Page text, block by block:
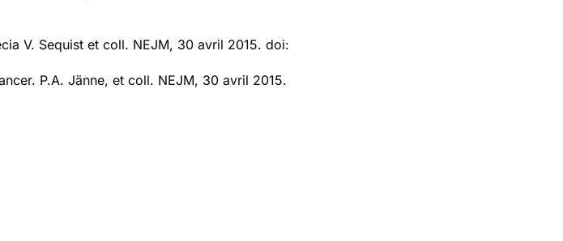
V. Sequist et coll. NEJM, 30 avril 2015. doi:
P.A. Jänne, et coll. NEJM, 30 avril 2015.